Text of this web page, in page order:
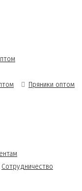
Пряники оптом
Сотрудничество